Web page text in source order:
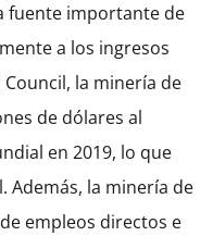
fuente importante de
a los ingresos
la minería de
de dólares al
en 2019, lo que
Además, la minería de
empleos directos e